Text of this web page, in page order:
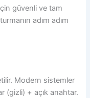
güvenli ve tam
adım adım
Modern sistemler
(gizli) + açık anahtar.